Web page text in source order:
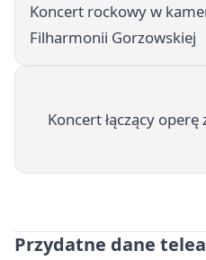
Koncert rockowy w
Filharmonii Gorzowskiej
Koncert łączący
Przydatne dane